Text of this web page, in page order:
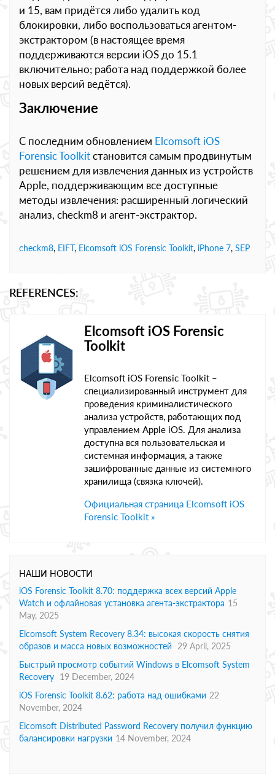
и 15, вам придётся либо удалить код
блокировки, либо воспользоваться агентом-
экстрактором (в настоящее время
поддерживаются версии iOS до 15.1
включительно; работа над поддержкой более
новых версий ведётся).
Заключение
С последним обновлением Elcomsoft iOS
Forensic Toolkitстановится самым продвинутым
решением для извлечения данных из устройств
Apple, поддерживающим все доступные
методы извлечения: расширенный логический
анализ, checkm8 и агент-экстрактор.
checkm8, EIFT, Elcomsoft iOS Forensic Toolkit, iPhone 7, SEP
REFERENCES:
Elcomsoft iOS Forensic
Toolkit
Elcomsoft iOS Forensic Toolkit –
специализированный инструмент для
проведения криминалистического
анализа устройств, работающих под
управлением Apple iOS. Для анализа
доступна вся пользовательская и
системная информация, а также
зашифрованные данные из системного
хранилища (связка ключей).
Официальная страница Elcomsoft iOS
Forensic Toolkit »
НАШИ НОВОСТИ
iOS Forensic Toolkit 8.70: поддержка всех версий Apple
Watch и офлайновая установка агента-экстрактора 15
May, 2025
Elcomsoft System Recovery 8.34: высокая скорость снятия
образов и масса новых возможностей
29 April, 2025
Быстрый просмотр событий Windows в Elcomsoft System
Recovery 19 December, 2024
iOS Forensic Toolkit 8.62: работа над ошибками 22
November, 2024
Elcomsoft Distributed Password Recovery получил функцию
балансировки нагрузки 14 November, 2024